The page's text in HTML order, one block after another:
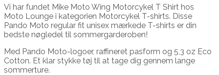
Vi har fundet Mike Moto Wing Motorcykel T Shirt hos
Moto Lounge i kategorien Motorcykel T-shirts. Disse
Pando Moto regular fit unisex mærkede T-shirts er din
bedste nøgledel til sommergarderoben!
Med Pando Moto-logoer, raffineret pasform og 5,3 oz Eco
Cotton. Et klar stykke tøj til at tage dig gennem lange
sommerture.